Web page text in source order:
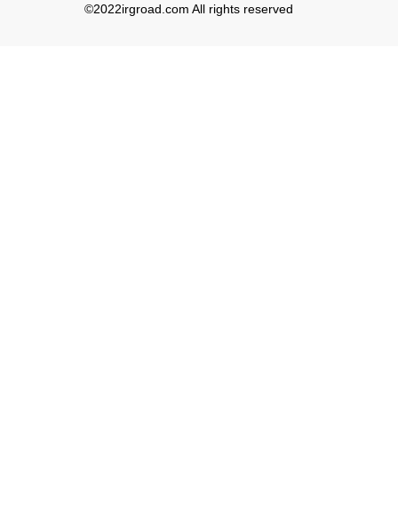
©2022irgroad.com All rights reserved